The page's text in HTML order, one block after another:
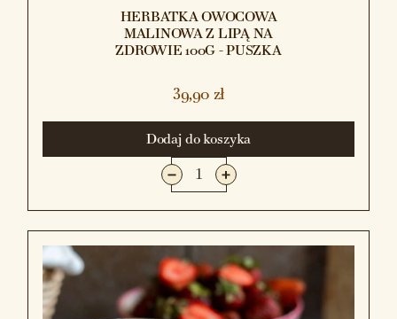
HERBATKA OWOCOWA
MALINOWA Z LIPĄ NA
ZDROWIE 100G - PUSZKA
39,90 zł
Dodaj do koszyka